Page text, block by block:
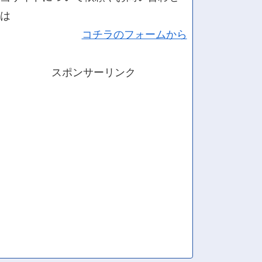
は
コチラのフォームから
スポンサーリンク